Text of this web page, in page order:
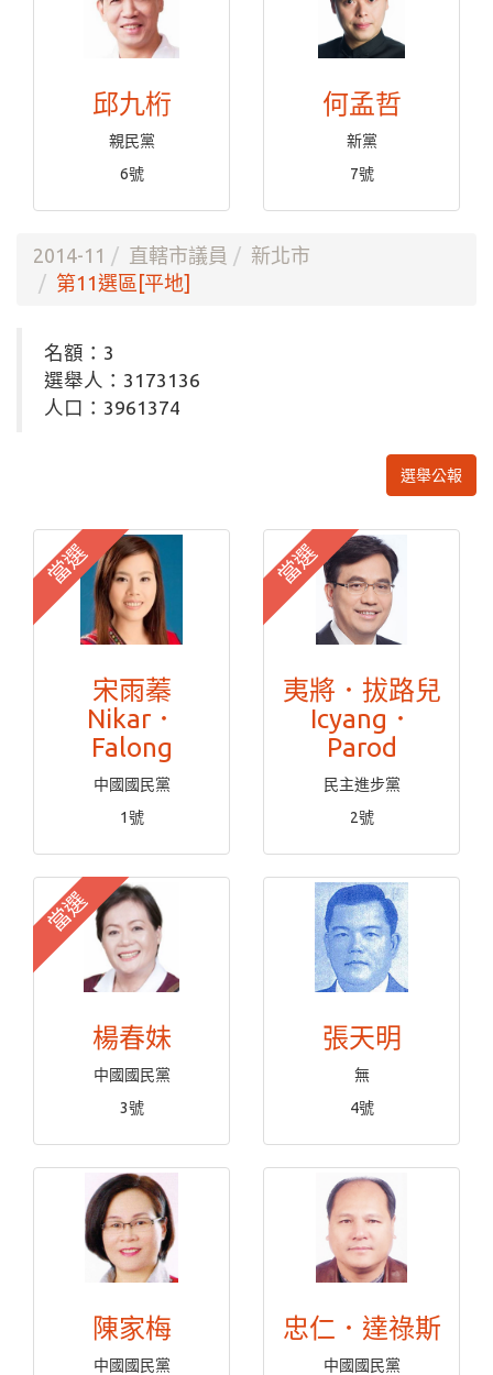
邱九桁
親民黨
6號
何孟哲
新黨
7號
2014-11 直轄市議員
新北市
第11選區[平地]
名額：3
選舉人：3173136
人口：3961374
選舉公報
當選
宋雨蓁
Nikar．
Falong
中國國民黨
1號
當選
夷將．拔路兒
Icyang．
Parod
民主進步黨
2號
當選
楊春妹
中國國民黨
3號
張天明
無
4號
陳家梅
中國國民黨
忠仁．達祿斯
中國國民黨